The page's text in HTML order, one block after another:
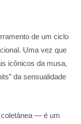
de um ciclo
Uma vez que
icônicos da musa,
da sensualidade
— é um